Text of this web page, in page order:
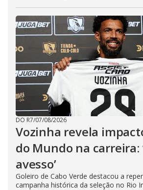
DO R7/07/08/2026
Vozinha revela
do Mundo na carreira:
avesso’
Goleiro de Cabo Verde destacou a
campanha histórica da seleção no Rio